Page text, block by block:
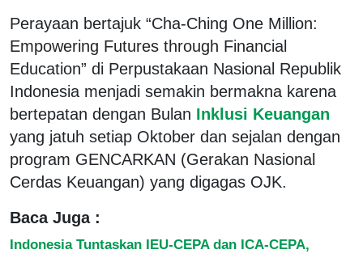
Perayaan bertajuk “Cha-Ching One Million:
Empowering Futures through Financial
Education” di Perpustakaan Nasional Republik
Indonesia menjadi semakin bermakna karena
bertepatan dengan Bulan Inklusi Keuangan
yang jatuh setiap Oktober dan sejalan dengan
program GENCARKAN (Gerakan Nasional
Cerdas Keuangan) yang digagas OJK.
Baca Juga :
Indonesia Tuntaskan IEU-CEPA dan ICA-CEPA,